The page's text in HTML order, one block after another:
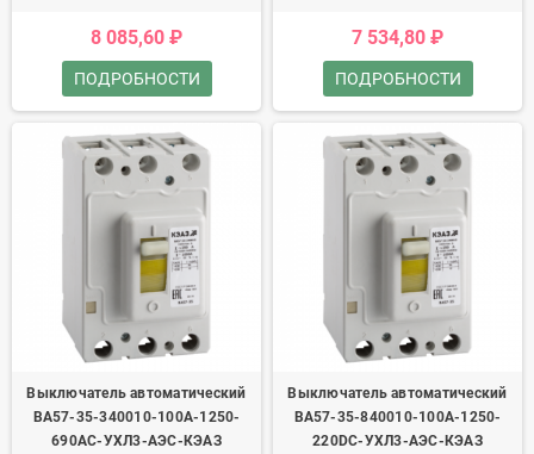
8 085,60 ₽
ПОДРОБНОСТИ
7 534,80 ₽
ПОДРОБНОСТИ
Выключатель автоматический
ВА57-35-340010-100А-1250-
690AC-УХЛ3-АЭС-КЭАЗ
Выключатель автоматический
ВА57-35-840010-100А-1250-
220DC-УХЛ3-АЭС-КЭАЗ